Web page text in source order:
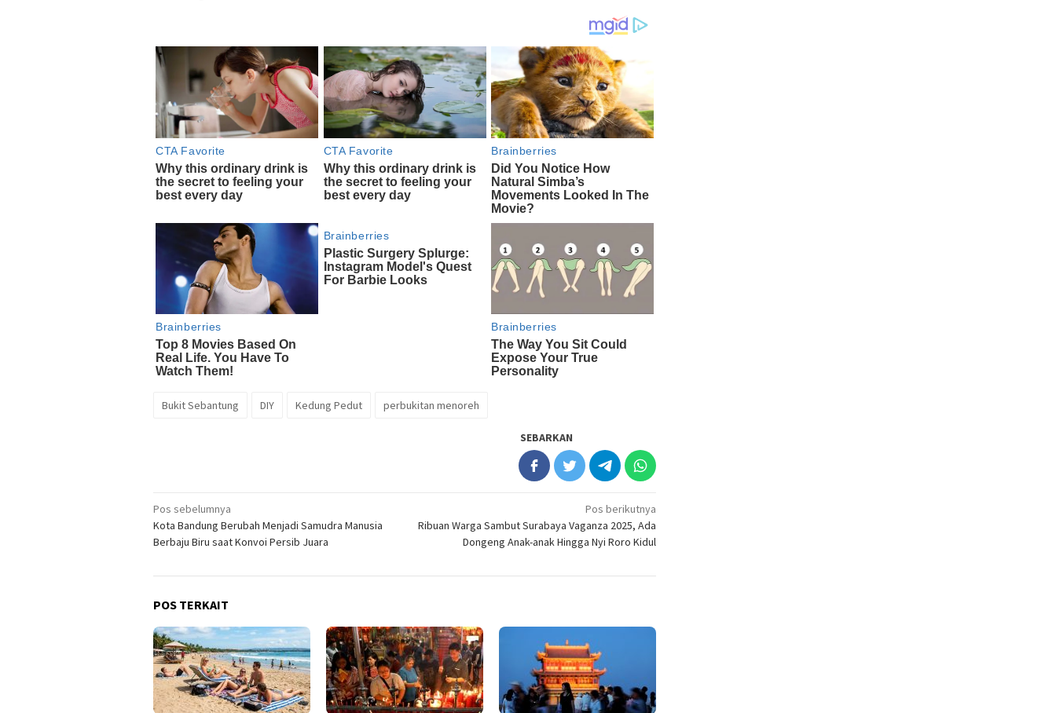
Bukit Sebantung DIY Kedung Pedut perbukitan menoreh
SEBARKAN
Navigasi
pos
Pos sebelumnya
Kota Bandung Berubah Menjadi Samudra Manusia
Berbaju Biru saat Konvoi Persib Juara
Pos berikutnya
Ribuan Warga Sambut Surabaya Vaganza 2025, Ada
Dongeng Anak-anak Hingga Nyi Roro Kidul
POS TERKAIT